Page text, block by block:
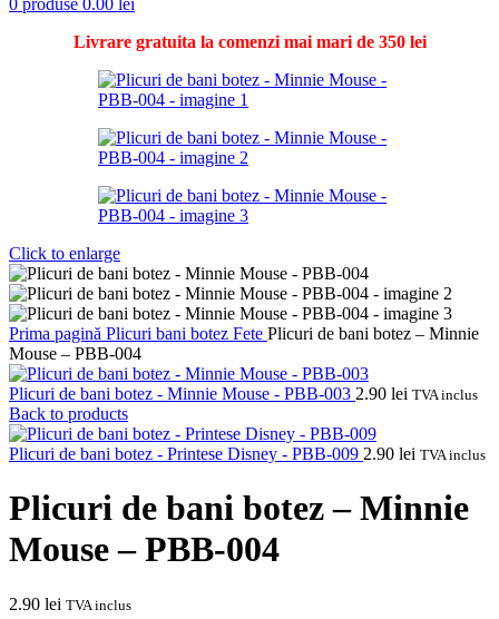
Livrare gratuita la comenzi mai mari de 350 lei
Click to enlarge
Prima pagină Plicuri bani botez Fete Plicuri de bani botez – Minnie
Mouse – PBB-004
Plicuri de bani botez - Minnie Mouse - PBB-003 2.90 lei TVA inclus
Back to products
Plicuri de bani botez - Printese Disney - PBB-009 2.90 lei TVA inclus
Plicuri de bani botez – Minnie
Mouse – PBB-004
2.90 lei TVA inclus